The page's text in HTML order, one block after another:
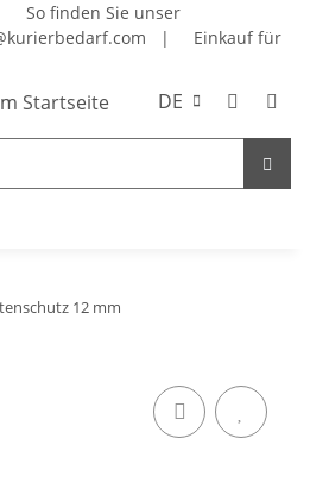
So finden Sie unser
|
Einkauf für
DE
12 mm